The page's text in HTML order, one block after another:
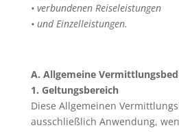
• verbundenen Reiseleistungen
• und Einzelleistungen.
A. Allgemeine
1. Geltungsbereich
Diese Allgemeinen
ausschließlich Anwendung,